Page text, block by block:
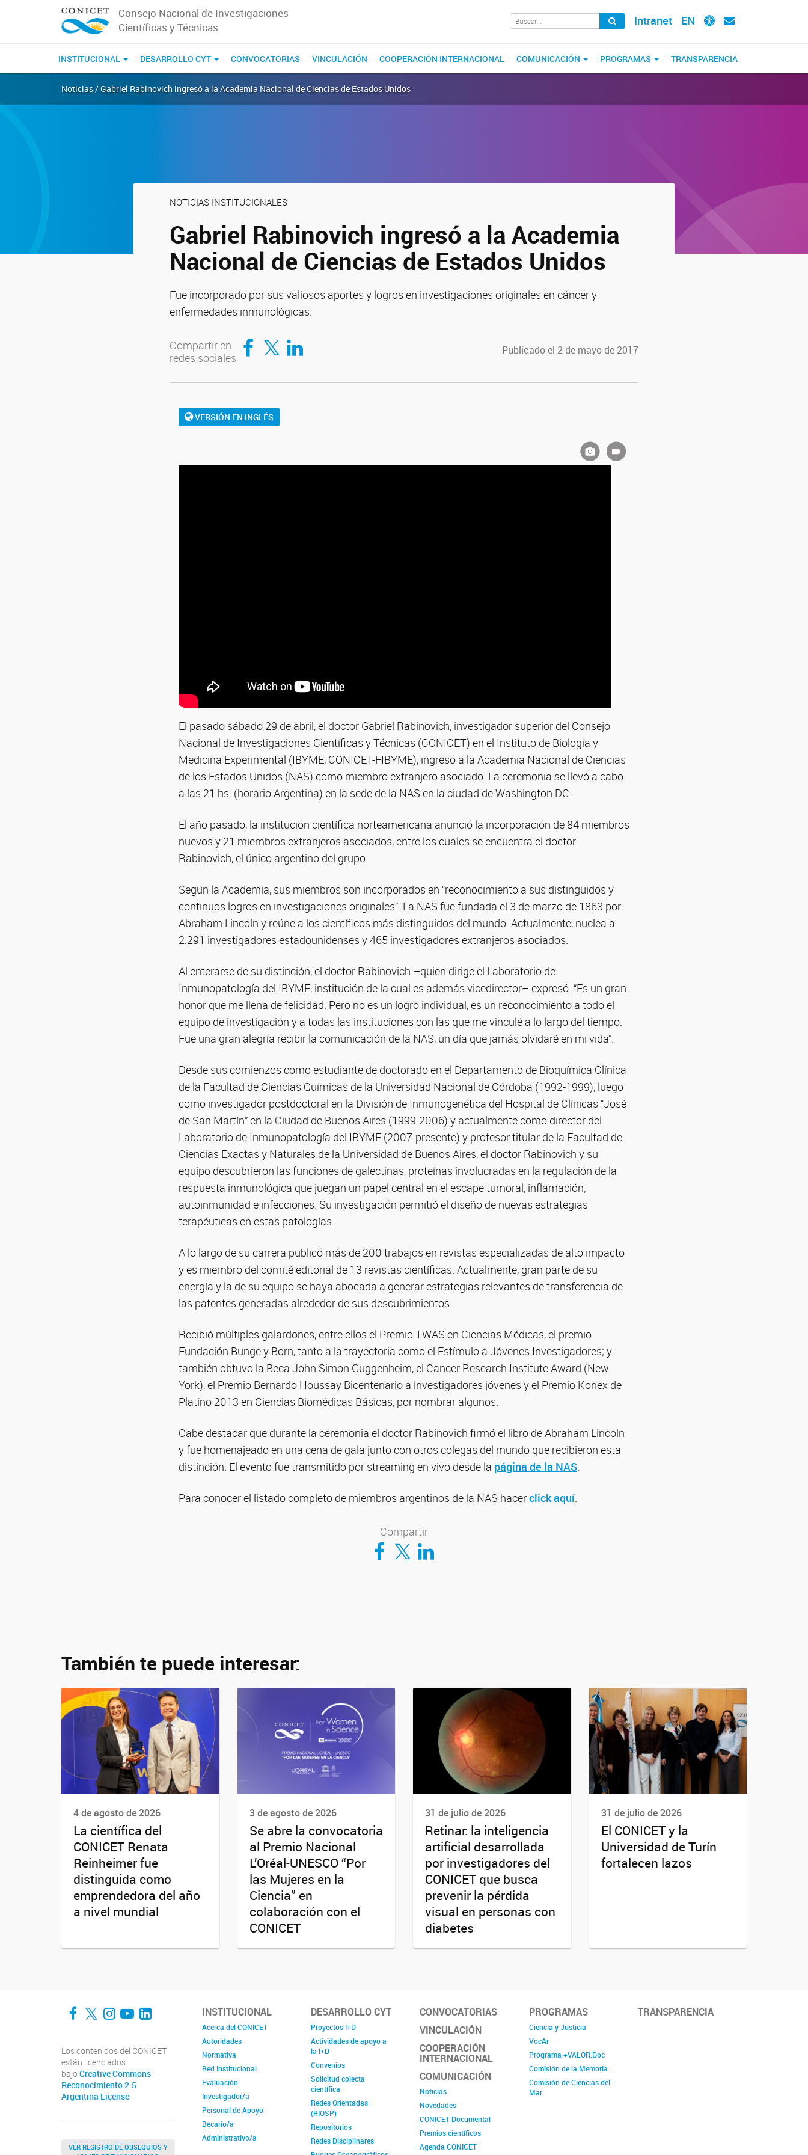
Consejo Nacional de Investigaciones
Científicas y Técnicas
Intranet EN
INSTITUCIONAL DESARROLLO CYT CONVOCATORIAS VINCULACIÓN COOPERACIÓN INTERNACIONAL COMUNICACIÓN PROGRAMAS TRANSPARENCIA
Noticias / Gabriel Rabinovich ingresó a la Academia Nacional de Ciencias de Estados Unidos
NOTICIAS INSTITUCIONALES
Gabriel Rabinovich ingresó a la Academia
Nacional de Ciencias de Estados Unidos
Fue incorporado por sus valiosos aportes y logros en investigaciones originales en cáncer y
enfermedades inmunológicas.
Compartir en
redes sociales
Compartir en Facebook
Compartir en TwitterCompartir en LinkedIn Publicado el 2 de mayo de 2017
VERSIÓN EN INGLÉS
El pasado sábado 29 de abril, el doctor Gabriel Rabinovich, investigador superior del Consejo
Nacional de Investigaciones Científicas y Técnicas (CONICET) en el Instituto de Biología y
Medicina Experimental (IBYME, CONICET-FIBYME), ingresó a la Academia Nacional de Ciencias
de los Estados Unidos (NAS) como miembro extranjero asociado. La ceremonia se llevó a cabo
a las 21 hs. (horario Argentina) en la sede de la NAS en la ciudad de Washington DC.
El año pasado, la institución científica norteamericana anunció la incorporación de 84 miembros
nuevos y 21 miembros extranjeros asociados, entre los cuales se encuentra el doctor
Rabinovich, el único argentino del grupo.
Según la Academia, sus miembros son incorporados en “reconocimiento a sus distinguidos y
continuos logros en investigaciones originales”. La NAS fue fundada el 3 de marzo de 1863 por
Abraham Lincoln y reúne a los científicos más distinguidos del mundo. Actualmente, nuclea a
2.291 investigadores estadounidenses y 465 investigadores extranjeros asociados.
Al enterarse de su distinción, el doctor Rabinovich –quien dirige el Laboratorio de
Inmunopatología del IBYME, institución de la cual es además vicedirector– expresó: “Es un gran
honor que me llena de felicidad. Pero no es un logro individual, es un reconocimiento a todo el
equipo de investigación y a todas las instituciones con las que me vinculé a lo largo del tiempo.
Fue una gran alegría recibir la comunicación de la NAS, un día que jamás olvidaré en mi vida”.
Desde sus comienzos como estudiante de doctorado en el Departamento de Bioquímica Clínica
de la Facultad de Ciencias Químicas de la Universidad Nacional de Córdoba (1992-1999), luego
como investigador postdoctoral en la División de Inmunogenética del Hospital de Clínicas “José
de San Martín” en la Ciudad de Buenos Aires (1999-2006) y actualmente como director del
Laboratorio de Inmunopatología del IBYME (2007-presente) y profesor titular de la Facultad de
Ciencias Exactas y Naturales de la Universidad de Buenos Aires, el doctor Rabinovich y su
equipo descubrieron las funciones de galectinas, proteínas involucradas en la regulación de la
respuesta inmunológica que juegan un papel central en el escape tumoral, inflamación,
autoinmunidad e infecciones. Su investigación permitió el diseño de nuevas estrategias
terapéuticas en estas patologías.
A lo largo de su carrera publicó más de 200 trabajos en revistas especializadas de alto impacto
y es miembro del comité editorial de 13 revistas científicas. Actualmente, gran parte de su
energía y la de su equipo se haya abocada a generar estrategias relevantes de transferencia de
las patentes generadas alrededor de sus descubrimientos.
Recibió múltiples galardones, entre ellos el Premio TWAS en Ciencias Médicas, el premio
Fundación Bunge y Born, tanto a la trayectoria como el Estímulo a Jóvenes Investigadores; y
también obtuvo la Beca John Simon Guggenheim, el Cancer Research Institute Award (New
York), el Premio Bernardo Houssay Bicentenario a investigadores jóvenes y el Premio Konex de
Platino 2013 en Ciencias Biomédicas Básicas, por nombrar algunos.
Cabe destacar que durante la ceremonia el doctor Rabinovich firmó el libro de Abraham Lincoln
y fue homenajeado en una cena de gala junto con otros colegas del mundo que recibieron esta
distinción. El evento fue transmitido por streaming en vivo desde la página de la NAS.
Para conocer el listado completo de miembros argentinos de la NAS hacerclick aquí.
Compartir
Compartir en Facebook
Compartir en TwitterCompartir en LinkedIn
También te puede interesar:
4 de agosto de 2026
La científica del
CONICET Renata
Reinheimer fue
distinguida como
emprendedora del año
a nivel mundial
3 de agosto de 2026
Se abre la convocatoria
al Premio Nacional
L’Oréal-UNESCO “Por
las Mujeres en la
Ciencia” en
colaboración con el
CONICET
31 de julio de 2026
Retinar: la inteligencia
artificial desarrollada
por investigadores del
CONICET que busca
prevenir la pérdida
visual en personas con
diabetes
31 de julio de 2026
El CONICET y la
Universidad de Turín
fortalecen lazos
Facebook
Twitter
Instagram
YouTube
LinkedIn
Los contenidos del CONICET
están licenciados
bajo Creative Commons
Reconocimiento 2.5
Argentina License
VER REGISTRO DE OBSEQUIOS Y
INSTITUCIONAL
Acerca del CONICET
Autoridades
Normativa
Red Institucional
Evaluación
Investigador/a
Personal de Apoyo
Becario/a
Administrativo/a
DESARROLLO CYT
Proyectos I+D
Actividades de apoyo a
la I+D
Convenios
Solicitud colecta
científica
Redes Orientadas
(RIOSP)
Repositorios
Redes Disciplinares
CONVOCATORIAS
VINCULACIÓN
COOPERACIÓN
INTERNACIONAL
COMUNICACIÓN
Noticias
Novedades
CONICET Documental
Premios científicos
Agenda CONICET
PROGRAMAS
Ciencia y Justicia
VocAr
Programa +VALOR.Doc
Comisión de la Memoria
Comisión de Ciencias del
Mar
TRANSPARENCIA